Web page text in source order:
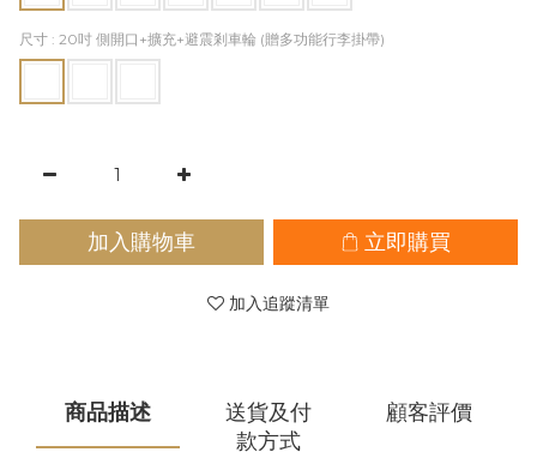
尺寸 : 20吋 側開口+擴充+避震剎車輪 (贈多功能行李掛帶)
加入購物車 立即購買
加入追蹤清單
商品描述
送貨及付
款方式
顧客評價